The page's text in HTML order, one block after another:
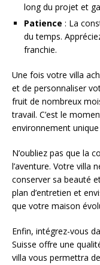
long du projet et
Patience : La
du temps.
franchie.
Une fois votre villa
et de personnaliser
fruit de nombreux
travail. C’est le
environnement
N’oubliez pas que la
l’aventure. Votre villa
conserver sa beauté
plan d’entretien et
que votre maison
Enfin, intégrez-vous
Suisse offre une
villa vous permettra